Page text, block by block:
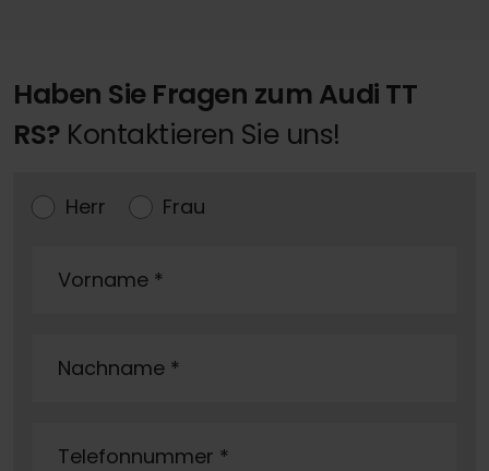
Haben Sie Fragen zum Audi TT
RS? Kontaktieren Sie uns!
Herr Frau
Vorname *
Nachname *
Telefonnummer *